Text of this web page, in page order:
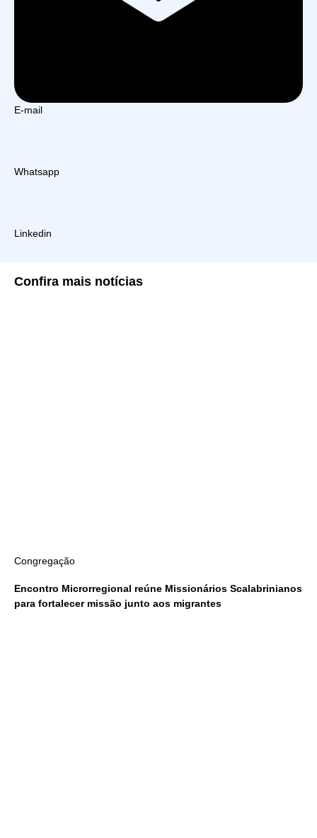
E-mail
Whatsapp
Linkedin
Confira mais notícias
Congregação
Encontro Microrregional reúne Missionários Scalabrinianos
para fortalecer missão junto aos migrantes